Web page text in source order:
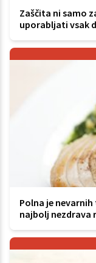
Zaščita ni samo
uporabljati vsak
Polna je
najbolj nezdrava